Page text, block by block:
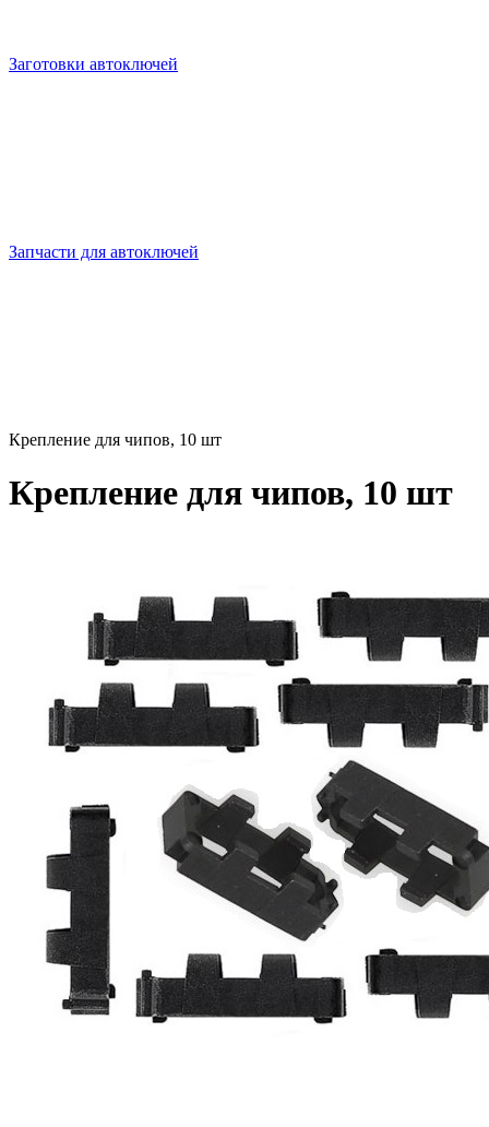
Заготовки автоключей
Запчасти для автоключей
Крепление для чипов, 10 шт
Крепление для чипов, 10 шт